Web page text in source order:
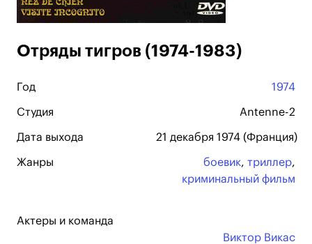
Отряды тигров (1974-1983)
Год 1974
Студия Antenne-2
Дата выхода 21 декабря 1974 (Франция)
Жанры боевик, триллер,
криминальный фильм
Актеры и команда
Виктор Викас